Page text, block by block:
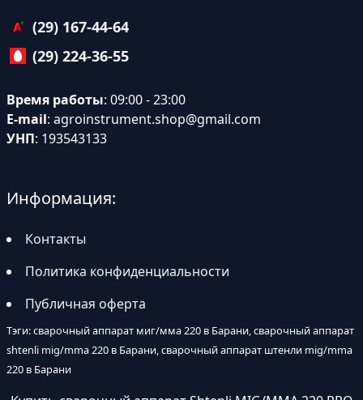
(29) 167-44-64
(29) 224-36-55
Время работы: 09:00 - 23:00
E-mail: agroinstrument.shop@gmail.com
УНП: 193543133
Информация:
Контакты
Политика конфиденциальности
Публичная оферта
Тэги: сварочный аппарат миг/мма 220 в Барани, сварочный аппарат
shtenli mig/mma 220 в Барани, сварочный аппарат штенли mig/mma
220 в Барани